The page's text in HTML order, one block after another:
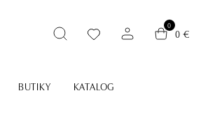
0
0 €
BUTIKY KATALOG